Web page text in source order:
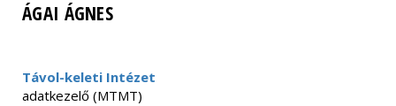
ÁGAI ÁGNES
Távol-keleti Intézet
adatkezelő (MTMT)